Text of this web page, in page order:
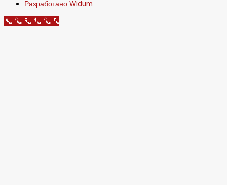
Разработано Widum
Call Now Button